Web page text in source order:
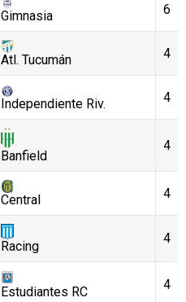
Gimnasia 6
Atl. Tucumán 4
Independiente Riv. 4
Banfield
4
Central 4
Racing
4
Estudiantes RC 4